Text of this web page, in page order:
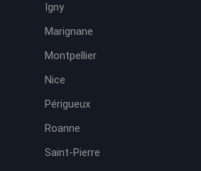
Igny
Marignane
Montpellier
Nice
Périgueux
Roanne
Saint-Pierre